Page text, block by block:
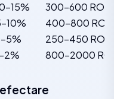
15%
300-600 RON
10%
400-800 RON
5%
250-450 RON
2% 800-2000